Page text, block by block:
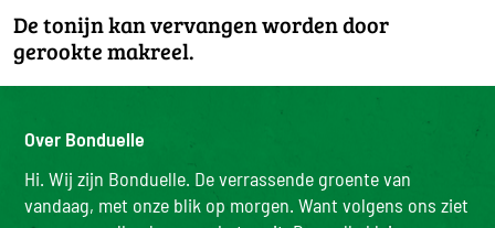
De tonijn kan vervangen worden door
gerookte makreel.
Over Bonduelle
Hi. Wij zijn Bonduelle. De verrassende groente van
vandaag, met onze blik op morgen. Want volgens ons ziet